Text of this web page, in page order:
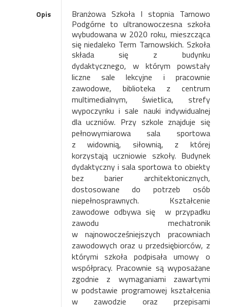
Opis
Branżowa Szkoła I stopnia Tarnowo
Podgórne to ultranowoczesna szkoła
wybudowana w 2020 roku, mieszcząca
się niedaleko Term Tarnowskich. Szkoła
składa się z budynku
dydaktycznego, w którym powstały
liczne sale lekcyjne i pracownie
zawodowe, biblioteka z centrum
multimedialnym, świetlica, strefy
wypoczynku i sale nauki indywidualnej
dla uczniów. Przy szkole znajduje się
pełnowymiarowa sala sportowa
z widownią, siłownią, z której
korzystają uczniowie szkoły. Budynek
dydaktyczny i sala sportowa to obiekty
bez barier architektonicznych,
dostosowane do potrzeb osób
niepełnosprawnych. Kształcenie
zawodowe odbywa się w przypadku
zawodu mechatronik
w najnowocześniejszych pracowniach
zawodowych oraz u przedsiębiorców, z
którymi szkoła podpisała umowy o
współpracy. Pracownie są wyposażane
zgodnie z wymaganiami zawartymi
w podstawie programowej kształcenia
w zawodzie oraz przepisami